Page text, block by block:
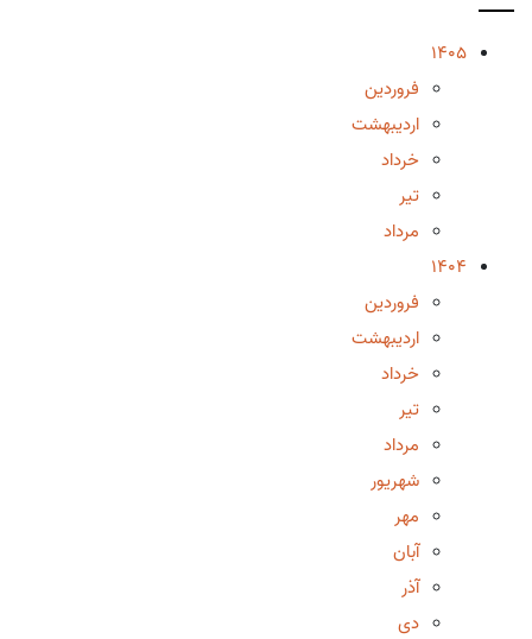
1405
فروردین
اردیبهشت
خرداد
تیر
مرداد
1404
فروردین
اردیبهشت
خرداد
تیر
مرداد
شهریور
مهر
آبان
آذر
دی